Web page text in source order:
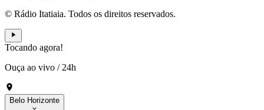
© Rádio Itatiaia. Todos os direitos reservados.
Tocando agora!
Ouça ao vivo / 24h
Belo Horizonte